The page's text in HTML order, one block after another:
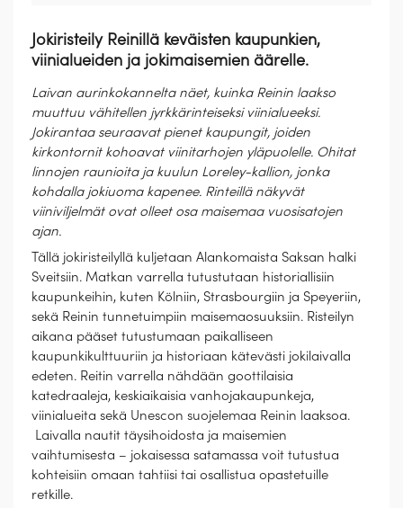
Jokiristeily Reinillä keväisten kaupunkien,
viinialueiden ja jokimaisemien äärelle.
Laivan aurinkokannelta näet, kuinka Reinin laakso
muuttuu vähitellen jyrkkärinteiseksi viinialueeksi.
Jokirantaa seuraavat pienet kaupungit, joiden
kirkontornit kohoavat viinitarhojen yläpuolelle. Ohitat
linnojen raunioita ja kuulun Loreley-kallion, jonka
kohdalla jokiuoma kapenee. Rinteillä näkyvät
viiniviljelmät ovat olleet osa maisemaa vuosisatojen
ajan.
Tällä jokiristeilyllä kuljetaan Alankomaista Saksan halki
Sveitsiin. Matkan varrella tutustutaan historiallisiin
kaupunkeihin, kuten Kölniin, Strasbourgiin ja Speyeriin,
sekä Reinin tunnetuimpiin maisemaosuuksiin. Risteilyn
aikana pääset tutustumaan paikalliseen
kaupunkikulttuuriin ja historiaan kätevästi jokilaivalla
edeten. Reitin varrella nähdään goottilaisia
katedraaleja, keskiaikaisia vanhojakaupunkeja,
viinialueita sekä Unescon suojelemaa Reinin laaksoa.
Laivalla nautit täysihoidosta ja maisemien
vaihtumisesta – jokaisessa satamassa voit tutustua
kohteisiin omaan tahtiisi tai osallistua opastetuille
retkille.